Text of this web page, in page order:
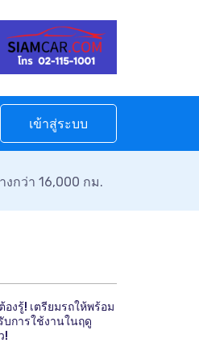
เข้าสู่ระบบ
กว่า 16,000 กม.
องรู้! เตรียมรถให้พร้อม
บการใช้งานในฤดู
!